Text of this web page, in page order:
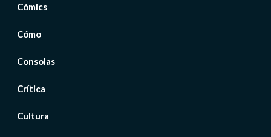
Cómics
Cómo
Consolas
Crítica
Cultura